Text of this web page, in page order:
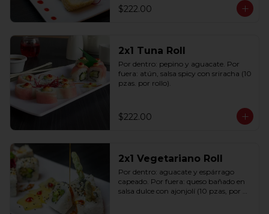
$222.00
2x1 Tuna Roll
Por dentro: pepino y aguacate. Por
fuera: atún, salsa spicy con sriracha (10
pzas. por rollo).
$222.00
2x1 Vegetariano Roll
Por dentro: aguacate y espárrago
capeado. Por fuera: queso bañado en
salsa dulce con ajonjolí (10 pzas, por